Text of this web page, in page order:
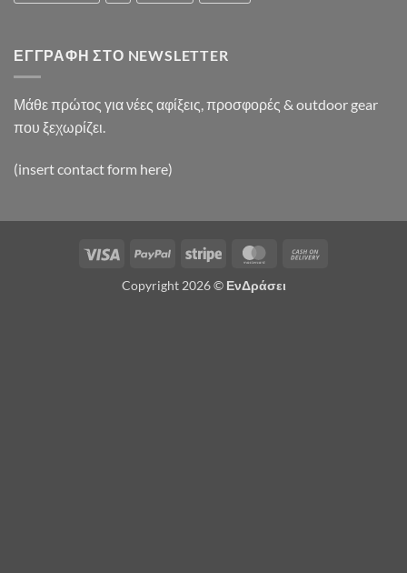
ΕΓΓΡΑΦΉ ΣΤΟ NEWSLETTER
Μάθε πρώτος για νέες αφίξεις, προσφορές & outdoor gear
που ξεχωρίζει.
(insert contact form here)
Visa PayPal Stripe MasterCard
Copyright 2026 © ΕνΔράσει